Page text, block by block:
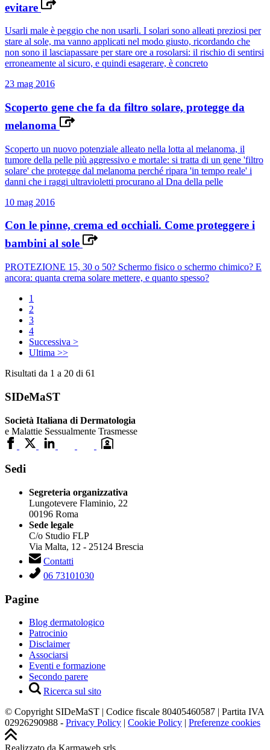
evitare
Usarli male è peggio che non usarli. I solari sono alleati preziosi per
stare al sole, ma vanno applicati nel modo giusto, ricordando che
non sono il lasciapassare per stare ore a rosolarsi: il rischio di sentirsi
erroneamente al sicuro, e quindi esagerare, è concreto
23 mag 2016
Scoperto gene che fa da filtro solare, protegge da
melanoma
Scoperto un nuovo potenziale alleato nella lotta al melanoma, il
tumore della pelle più aggressivo e mortale: si tratta di un gene 'filtro
solare' che protegge dal melanoma perché ripara 'in tempo reale' i
danni che i raggi ultravioletti procurano al Dna della pelle
10 mag 2016
Con le pinne, crema ed occhiali. Come proteggere i
bambini al sole
PROTEZIONE 15, 30 o 50? Schermo fisico o schermo chimico? E
ancora: quanta crema solare mettere, e quanto spesso?
1
2
3
4
Successiva >
Ultima >>
Risultati da 1 a 20 di 61
SIDeMaST
Società Italiana di Dermatologia
e Malattie Sessualmente Trasmesse
Sedi
Segreteria organizzativa
Lungotevere Flaminio, 22
00196 Roma
Sede legale
C/o Studio FLP
Via Malta, 12 - 25124 Brescia
Contatti
06 73101030
Pagine
Blog dermatologico
Patrocinio
Disclaimer
Associarsi
Eventi e formazione
Secondo parere
Ricerca sul sito
© Copyright SIDeMaST | Codice fiscale 80405460587 | Partita IVA
02926290988 - Privacy Policy | Cookie Policy | Preferenze cookies